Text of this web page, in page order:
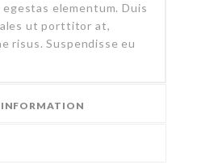
egestas elementum. Duis
ut porttitor at,
risus. Suspendisse eu